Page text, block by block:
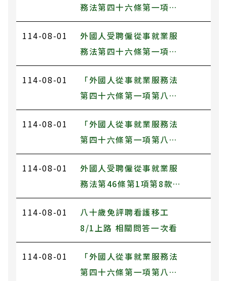
務法第四十六條第一項第
八款至第十一款規定工作
之轉換雇主或工作程序準
則第9條第1項規定解釋
114-08-01
外國人受聘僱從事就業服
務法第四十六條第一項第
八款至第十一款規定工作
之轉換雇主或工作程序準
則第10條第7項規定解釋
114-08-01
「外國人從事就業服務法
第四十六條第一項第八款
至第十一款工作資格及審
查標準」第十八條第一項
第四款病症及病況，並自
效。
114-08-01
「外國人從事就業服務法
第四十六條第一項第八款
至第十一款工作資格及審
查標準」第18條第8項規
定被看護者之失能及依賴
民國114年8月1日生效。
114-08-01
外國人受聘僱從事就業服
務法第46條第1項第8款至
第11款規定工作之轉換雇
主或工作程序準則第11條
規定之外國人因特殊情形
主，同意得延長轉換雇主
作業期間之通案處理原則
114-08-01
八十歲免評聘看護移工
8/1上路 相關問答一次看
114-08-01
「外國人從事就業服務法
第四十六條第一項第八款